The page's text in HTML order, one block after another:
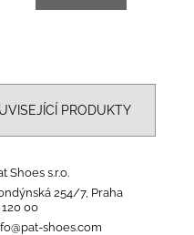
PRODUKTY
Shoes s.r.o.
254/7, Praha
120 00
shoes.com